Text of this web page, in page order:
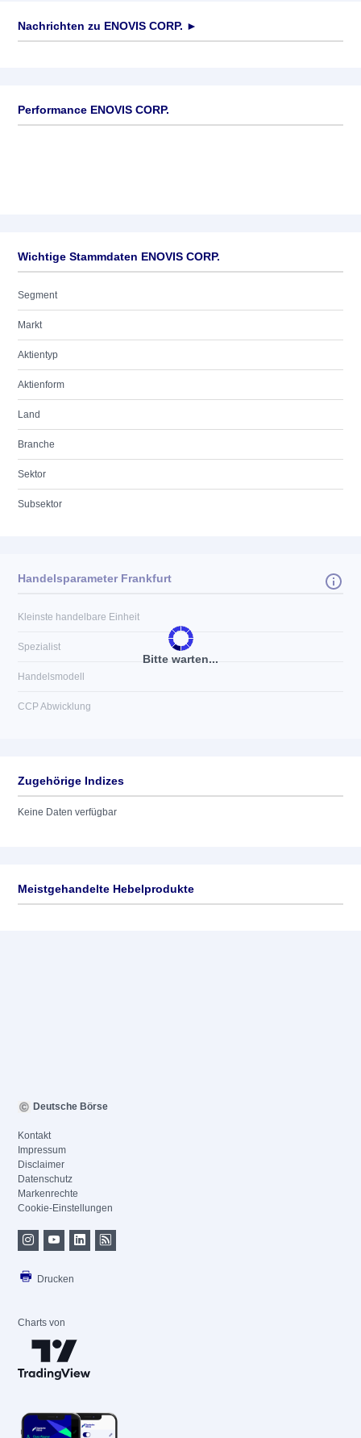
Nachrichten zu ENOVIS CORP. ►
Performance ENOVIS CORP.
Wichtige Stammdaten ENOVIS CORP.
Segment
Markt
Aktientyp
Aktienform
Land
Branche
Sektor
Subsektor
Bitte warten...
Handelsparameter Frankfurt
Kleinste handelbare Einheit
Spezialist
Handelsmodell
CCP Abwicklung
Zugehörige Indizes
Keine Daten verfügbar
Meistgehandelte Hebelprodukte
Deutsche Börse
Kontakt
Impressum
Disclaimer
Datenschutz
Markenrechte
Cookie-Einstellungen
Drucken
Charts von